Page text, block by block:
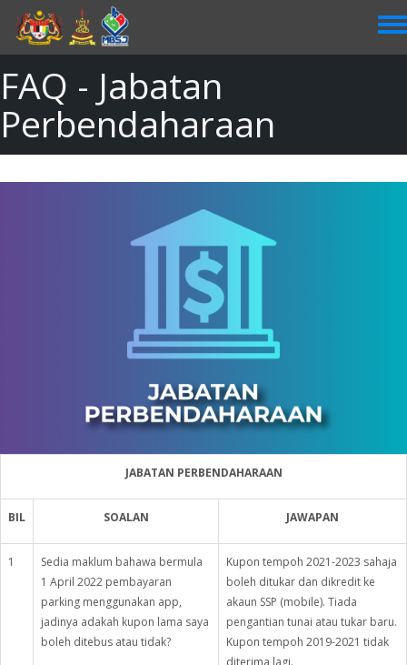
main
content
FAQ - Jabatan
Perbendaharaan
JABATAN PERBENDAHARAAN
BIL SOALAN JAWAPAN
1
Sedia maklum bahawa bermula
1 April 2022 pembayaran
parking menggunakan app,
jadinya adakah kupon lama saya
boleh ditebus atau tidak?
Kupon tempoh 2021-2023 sahaja
boleh ditukar dan dikredit ke
akaun SSP (mobile). Tiada
pengantian tunai atau tukar baru.
Kupon tempoh 2019-2021 tidak
diterima lagi.